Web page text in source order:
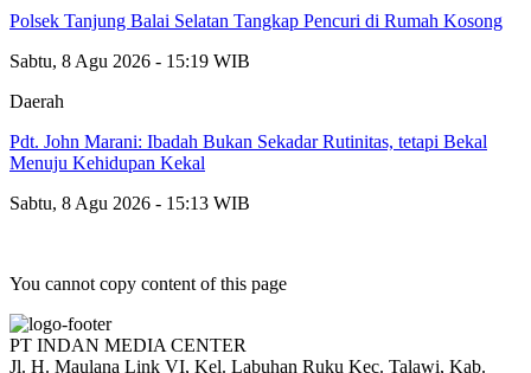
Polsek Tanjung Balai Selatan Tangkap Pencuri di Rumah Kosong
Sabtu, 8 Agu 2026 - 15:19 WIB
Daerah
Pdt. John Marani: Ibadah Bukan Sekadar Rutinitas, tetapi Bekal
Menuju Kehidupan Kekal
Sabtu, 8 Agu 2026 - 15:13 WIB
You cannot copy content of this page
PT INDAN MEDIA CENTER
Jl. H. Maulana Link VI, Kel. Labuhan Ruku Kec. Talawi, Kab.